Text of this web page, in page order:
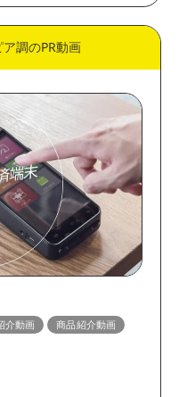
調のPR動画
介動画
商品紹介動画